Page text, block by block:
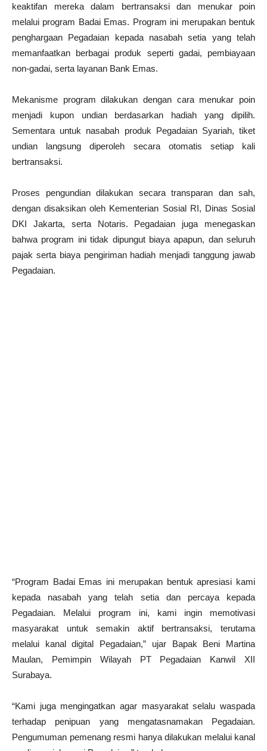
keaktifan mereka dalam bertransaksi dan menukar poin
melalui program Badai Emas. Program ini merupakan bentuk
penghargaan Pegadaian kepada nasabah setia yang telah
memanfaatkan berbagai produk seperti gadai, pembiayaan
non-gadai, serta layanan Bank Emas.
Mekanisme program dilakukan dengan cara menukar poin
menjadi kupon undian berdasarkan hadiah yang dipilih.
Sementara untuk nasabah produk Pegadaian Syariah, tiket
undian langsung diperoleh secara otomatis setiap kali
bertransaksi.
Proses pengundian dilakukan secara transparan dan sah,
dengan disaksikan oleh Kementerian Sosial RI, Dinas Sosial
DKI Jakarta, serta Notaris. Pegadaian juga menegaskan
bahwa program ini tidak dipungut biaya apapun, dan seluruh
pajak serta biaya pengiriman hadiah menjadi tanggung jawab
Pegadaian.
“Program Badai Emas ini merupakan bentuk apresiasi kami
kepada nasabah yang telah setia dan percaya kepada
Pegadaian. Melalui program ini, kami ingin memotivasi
masyarakat untuk semakin aktif bertransaksi, terutama
melalui kanal digital Pegadaian,” ujar Bapak Beni Martina
Maulan, Pemimpin Wilayah PT Pegadaian Kanwil XII
Surabaya.
“Kami juga mengingatkan agar masyarakat selalu waspada
terhadap penipuan yang mengatasnamakan Pegadaian.
Pengumuman pemenang resmi hanya dilakukan melalui kanal